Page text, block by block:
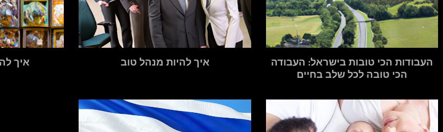
העבודות הכי טובות בישראל: העבודה
הכי טובה לכל שלב בחיים
איך להיות מנהל טוב איך